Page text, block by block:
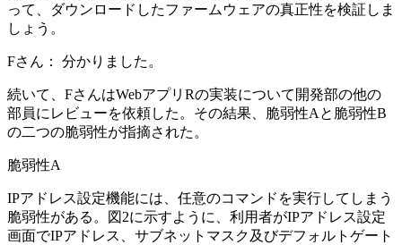
って、ダウンロードしたファームウェアの真正性を検証しま
しょう。
Fさん： 分かりました。
続いて、FさんはWebアプリRの実装について開発部の他の
部員にレビューを依頼した。その結果、脆弱性Aと脆弱性B
の二つの脆弱性が指摘された。
脆弱性A
IPアドレス設定機能には、任意のコマンドを実行してしまう
脆弱性がある。図2に示すように、利用者がIPアドレス設定
画面でIPアドレス、サブネットマスク及びデフォルトゲート